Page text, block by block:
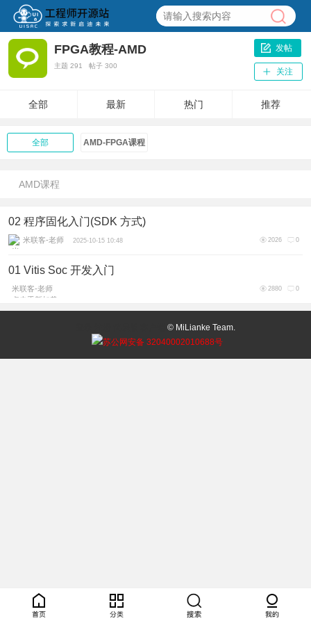
FPGA教程-AMD
主题 291 帖子 300
发帖
关注
全部 最新 热门 推荐
全部 AMD-FPGA课程
AMD课程
02 程序固化入门(SDK 方式)
米联客-老师 2025-10-15 10:48 0
2026
01 Vitis Soc 开发入门
米联客-老师
点击重新加载
0
2880
© MiLianke Team.
苏公网安备 32040002010688号